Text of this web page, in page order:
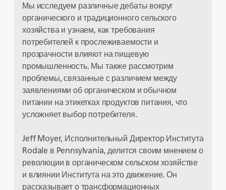
Мы исследуем различные дебаты вокруг
органического и традиционного сельского
хозяйства и узнаем, как требования
потребителей к прослеживаемости и
прозрачности влияют на пищевую
промышленность. Мы также рассмотрим
проблемы, связанные с различием между
заявлениями об органическом и обычном
питании на этикетках продуктов питания, что
усложняет выбор потребителя.
Jeff Moyer, Исполнительный Директор Института
Rodale в Pennsylvania, делится своим мнением о
революции в органическом сельском хозяйстве
и влиянии Института на это движение. Он
рассказывает о трансформационных